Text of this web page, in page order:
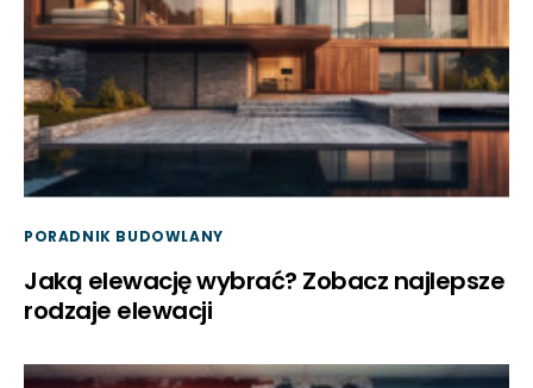
PORADNIK BUDOWLANY
Jaką elewację wybrać? Zobacz najlepsze
rodzaje elewacji